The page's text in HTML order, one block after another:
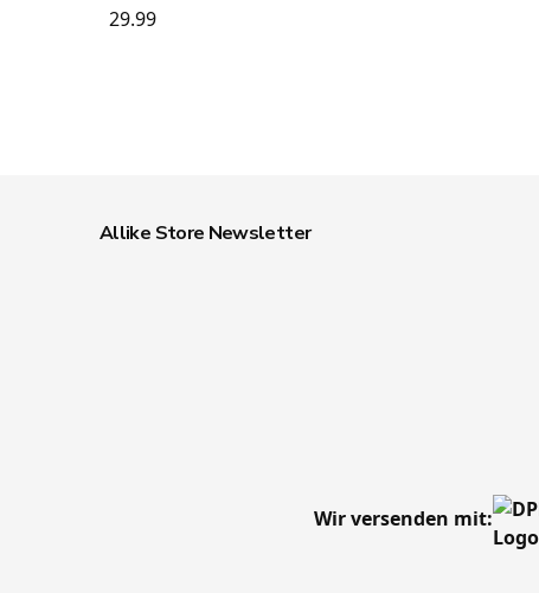
29.99
Allike Store Newsletter
Wir versenden mit: